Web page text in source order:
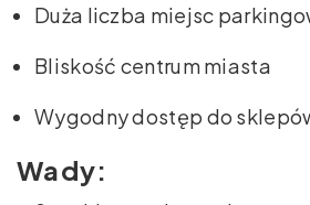
Duża liczba miejsc
Bliskość centrum miasta
Wygodny dostęp do
Wady: